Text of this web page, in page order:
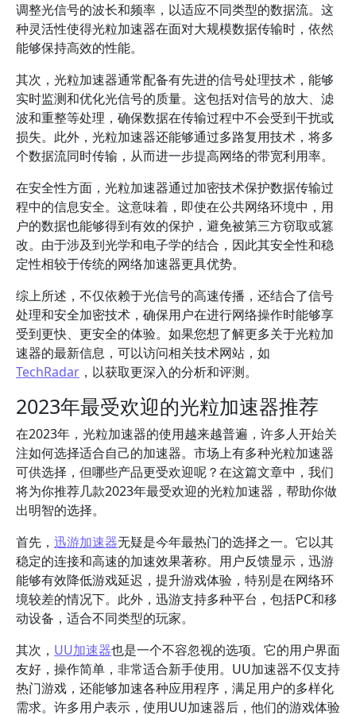
调整光信号的波长和频率，以适应不同类型的数据流。这
种灵活性使得光粒加速器在面对大规模数据传输时，依然
能够保持高效的性能。
其次，光粒加速器通常配备有先进的信号处理技术，能够
实时监测和优化光信号的质量。这包括对信号的放大、滤
波和重整等处理，确保数据在传输过程中不会受到干扰或
损失。此外，光粒加速器还能够通过多路复用技术，将多
个数据流同时传输，从而进一步提高网络的带宽利用率。
在安全性方面，光粒加速器通过加密技术保护数据传输过
程中的信息安全。这意味着，即使在公共网络环境中，用
户的数据也能够得到有效的保护，避免被第三方窃取或篡
改。由于涉及到光学和电子学的结合，因此其安全性和稳
定性相较于传统的网络加速器更具优势。
综上所述，不仅依赖于光信号的高速传播，还结合了信号
处理和安全加密技术，确保用户在进行网络操作时能够享
受到更快、更安全的体验。如果您想了解更多关于光粒加
速器的最新信息，可以访问相关技术网站，如
TechRadar ，以获取更深入的分析和评测。
2023年最受欢迎的光粒加速器推荐
在2023年，光粒加速器的使用越来越普遍，许多人开始关
注如何选择适合自己的加速器。市场上有多种光粒加速器
可供选择，但哪些产品更受欢迎呢？在这篇文章中，我们
将为你推荐几款2023年最受欢迎的光粒加速器，帮助你做
出明智的选择。
首先， 迅游加速器无疑是今年最热门的选择之一。它以其
稳定的连接和高速的加速效果著称。用户反馈显示，迅游
能够有效降低游戏延迟，提升游戏体验，特别是在网络环
境较差的情况下。此外，迅游支持多种平台，包括PC和移
动设备，适合不同类型的玩家。
其次， UU加速器也是一个不容忽视的选项。它的用户界面
友好，操作简单，非常适合新手使用。UU加速器不仅支持
热门游戏，还能够加速各种应用程序，满足用户的多样化
需求。许多用户表示，使用UU加速器后，他们的游戏体验